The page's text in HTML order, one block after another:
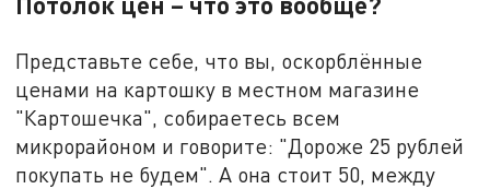
Представьте себе, что вы, оскорблённые
ценами на картошку в местном магазине
"Картошечка", собираетесь всем
микрорайоном и говорите: "Дороже 25 рублей
покупать не будем". А она стоит 50, между